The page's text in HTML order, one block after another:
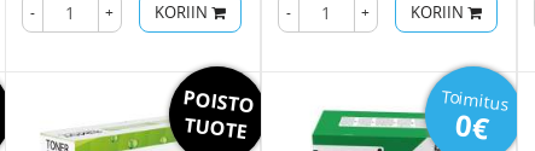
- + KORIIN - + KORIIN
POISTO
TUOTE
Toimitus
0€